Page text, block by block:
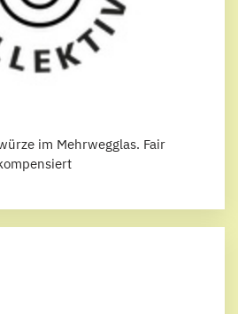
im Mehrwegglas. Fair